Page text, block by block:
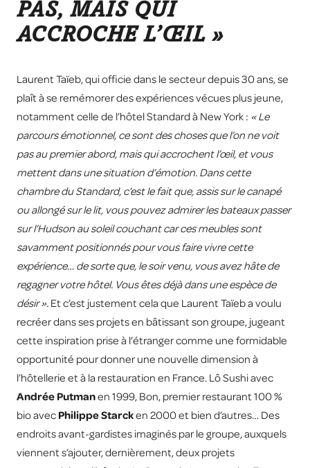
PAS, MAIS QUI
ACCROCHE L’ŒIL »
Laurent Taïeb, qui officie dans le secteur depuis 30 ans, se
plaît à se remémorer des expériences vécues plus jeune,
notamment celle de l’hôtel Standard à New York : « Le
parcours émotionnel, ce sont des choses que l’on ne voit
pas au premier abord, mais qui accrochent l’œil, et vous
mettent dans une situation d’émotion. Dans cette
chambre du Standard, c’est le fait que, assis sur le canapé
ou allongé sur le lit, vous pouvez admirer les bateaux passer
sur l’Hudson au soleil couchant car ces meubles sont
savamment positionnés pour vous faire vivre cette
expérience… de sorte que, le soir venu, vous avez hâte de
regagner votre hôtel. Vous êtes déjà dans une espèce de
désir ». Et c’est justement cela que Laurent Taïeb a voulu
recréer dans ses projets en bâtissant son groupe, jugeant
cette inspiration prise à l’étranger comme une formidable
opportunité pour donner une nouvelle dimension à
l’hôtellerie et à la restauration en France. Lô Sushi avec
Andrée Putmanen 1999, Bon, premier restaurant 100 %
bio avec Philippe Starcken 2000 et bien d’autres… Des
endroits avant-gardistes imaginés par le groupe, auxquels
viennent s’ajouter, dernièrement, deux projets